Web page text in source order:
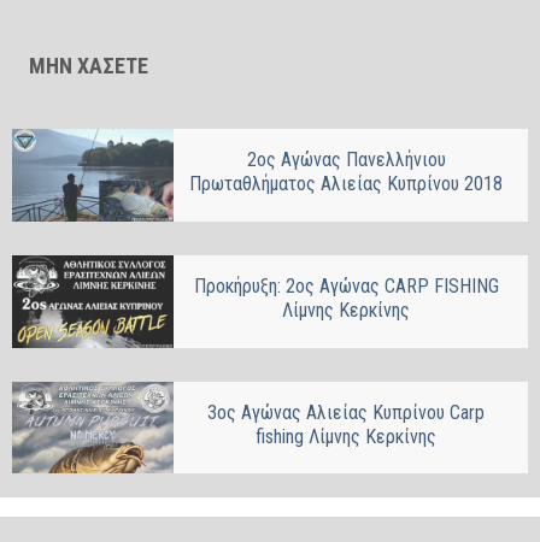
ΜΗΝ ΧΑΣΕΤΕ
2ος Αγώνας Πανελλήνιου
Πρωταθλήματος Αλιείας Κυπρίνου 2018
Προκήρυξη: 2ος Αγώνας CARP FISHING
Λίμνης Κερκίνης
3ος Αγώνας Αλιείας Κυπρίνου Carp
fishing Λίμνης Κερκίνης